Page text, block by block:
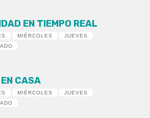
EN TIEMPO REAL
MIÉRCOLES
JUEVES
CASA
MIÉRCOLES
JUEVES